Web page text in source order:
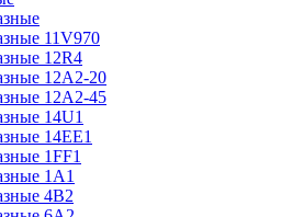
11V970
12R4
12А2-20
12А2-45
14U1
14ЕЕ1
1FF1
1А1
4В2